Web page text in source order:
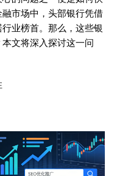
市场中，头部银行凭借
业榜首。那么，这些银
文将深入探讨这一问